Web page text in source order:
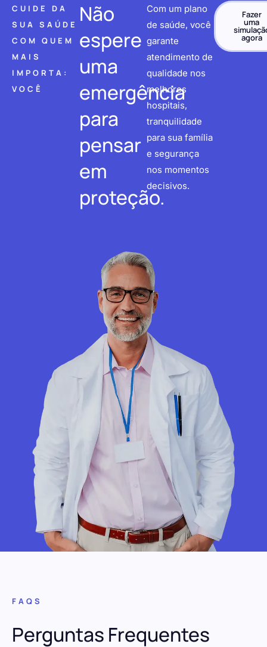
CUIDE DA
SUA SAÚDE
COM QUEM
MAIS
IMPORTA:
VOCÊ
Não
espere
uma
emergência
para
pensar
em
proteção.
Com um plano
de saúde, você
garante
atendimento de
qualidade nos
melhores
hospitais,
tranquilidade
para sua família
e segurança
nos momentos
decisivos.
Fazer
uma
agora
FAQS
Perguntas Frequentes